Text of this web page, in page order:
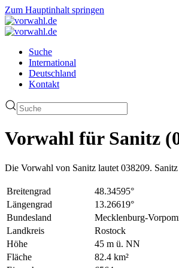
Zum Hauptinhalt springen
Suche
International
Deutschland
Kontakt
Vorwahl für Sanitz
Die Vorwahl von Sanitz lautet 038209.
Breitengrad
48.34595°
Längengrad
13.26619°
Bundesland
Mecklenburg-
Landkreis
Rostock
Höhe
45 m ü. NN
Fläche
82.4 km²